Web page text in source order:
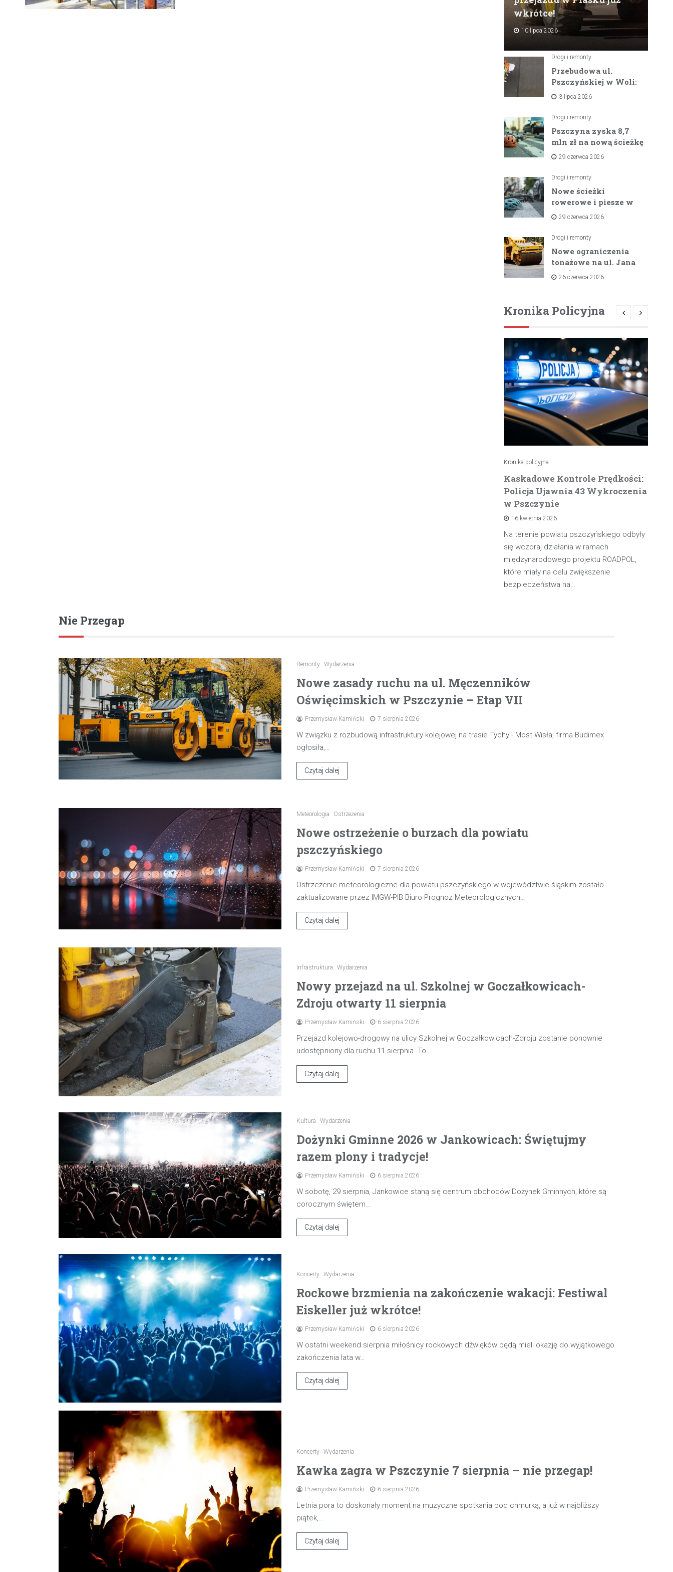
wkrótce!
10 lipca 2026
Drogi i remonty
Przebudowa ul.
Pszczyńskiej w Woli:
Wielka inwestycja
horyzoncie
3 lipca 2026
Drogi i remonty
Pszczyna zyska 8,7
mln zł na nową ścieżkę
rowerową między
29 czerwca 2026
Drogi i remonty
Nowe ścieżki
rowerowe i piesze w
gminach Suszec i
unijnemu wsparciu
29 czerwca 2026
Drogi i remonty
Nowe ograniczenia
tonażowe na ul. Jana
Pawła II i ul. Łącznej
26 czerwca 2026
Kronika Policyjna
Kronika policyjna
Kaskadowe Kontrole Prędkości:
Policja Ujawnia 43 Wykroczenia
w Pszczynie
16 kwietnia 2026
Na terenie powiatu pszczyńskiego odbyły
się wczoraj działania w ramach
międzynarodowego projektu ROADPOL,
które miały na celu zwiększenie
bezpieczeństwa na…
Nie Przegap
Remonty Wydarzenia
Nowe zasady ruchu na ul. Męczenników
Oświęcimskich w Pszczynie – Etap VII
Przemysław Kamiński 7 sierpnia 2026
W związku z rozbudową infrastruktury kolejowej na trasie Tychy - Most Wisła, firma Budimex
ogłosiła,…
Czytaj dalej
Meteorologia Ostrzeżenia
Nowe ostrzeżenie o burzach dla powiatu
pszczyńskiego
Przemysław Kamiński 7 sierpnia 2026
Ostrzeżenie meteorologiczne dla powiatu pszczyńskiego w województwie śląskim zostało
zaktualizowane przez IMGW-PIB Biuro Prognoz Meteorologicznych…
Czytaj dalej
Infrastruktura Wydarzenia
Nowy przejazd na ul. Szkolnej w Goczałkowicach-
Zdroju otwarty 11 sierpnia
Przemysław Kamiński 6 sierpnia 2026
Przejazd kolejowo-drogowy na ulicy Szkolnej w Goczałkowicach-Zdroju zostanie ponownie
udostępniony dla ruchu 11 sierpnia. To…
Czytaj dalej
Kultura Wydarzenia
Dożynki Gminne 2026 w Jankowicach: Świętujmy
razem plony i tradycje!
Przemysław Kamiński 6 sierpnia 2026
W sobotę, 29 sierpnia, Jankowice staną się centrum obchodów Dożynek Gminnych, które są
corocznym świętem…
Czytaj dalej
Koncerty Wydarzenia
Rockowe brzmienia na zakończenie wakacji: Festiwal
Eiskeller już wkrótce!
Przemysław Kamiński 6 sierpnia 2026
W ostatni weekend sierpnia miłośnicy rockowych dźwięków będą mieli okazję do wyjątkowego
zakończenia lata w…
Czytaj dalej
Koncerty Wydarzenia
Kawka zagra w Pszczynie 7 sierpnia – nie przegap!
Przemysław Kamiński 6 sierpnia 2026
Letnia pora to doskonały moment na muzyczne spotkania pod chmurką, a już w najbliższy
piątek,…
Czytaj dalej